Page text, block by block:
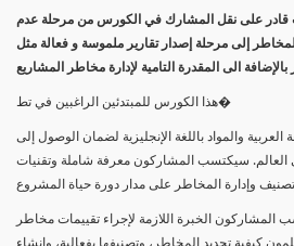
لمدة 3 ساعات قادر على نقل المشارك في الكورس من مرحلة عدم
إلى مرحلة إصدار تقارير ملموسة و فعالة مثل
هذا الكورس للمبتدئين الراغبين في تط�
العربية والمواد باللغة الإنجليزية لضمان الوصول إلى
سيكتسب المشاركون معرفة شاملة وتقنيات
المشاركون الخبرة اللازمة لإجراء تقييمات مخاطر
كيفية تحديد المخاطر، وتصنيفها بفعالية، وإنشاء